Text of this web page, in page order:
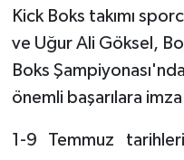
Kick Boks takımı
ve Uğur Ali Göksel,
Boks
önemli başarılara
1-9 Temmuz